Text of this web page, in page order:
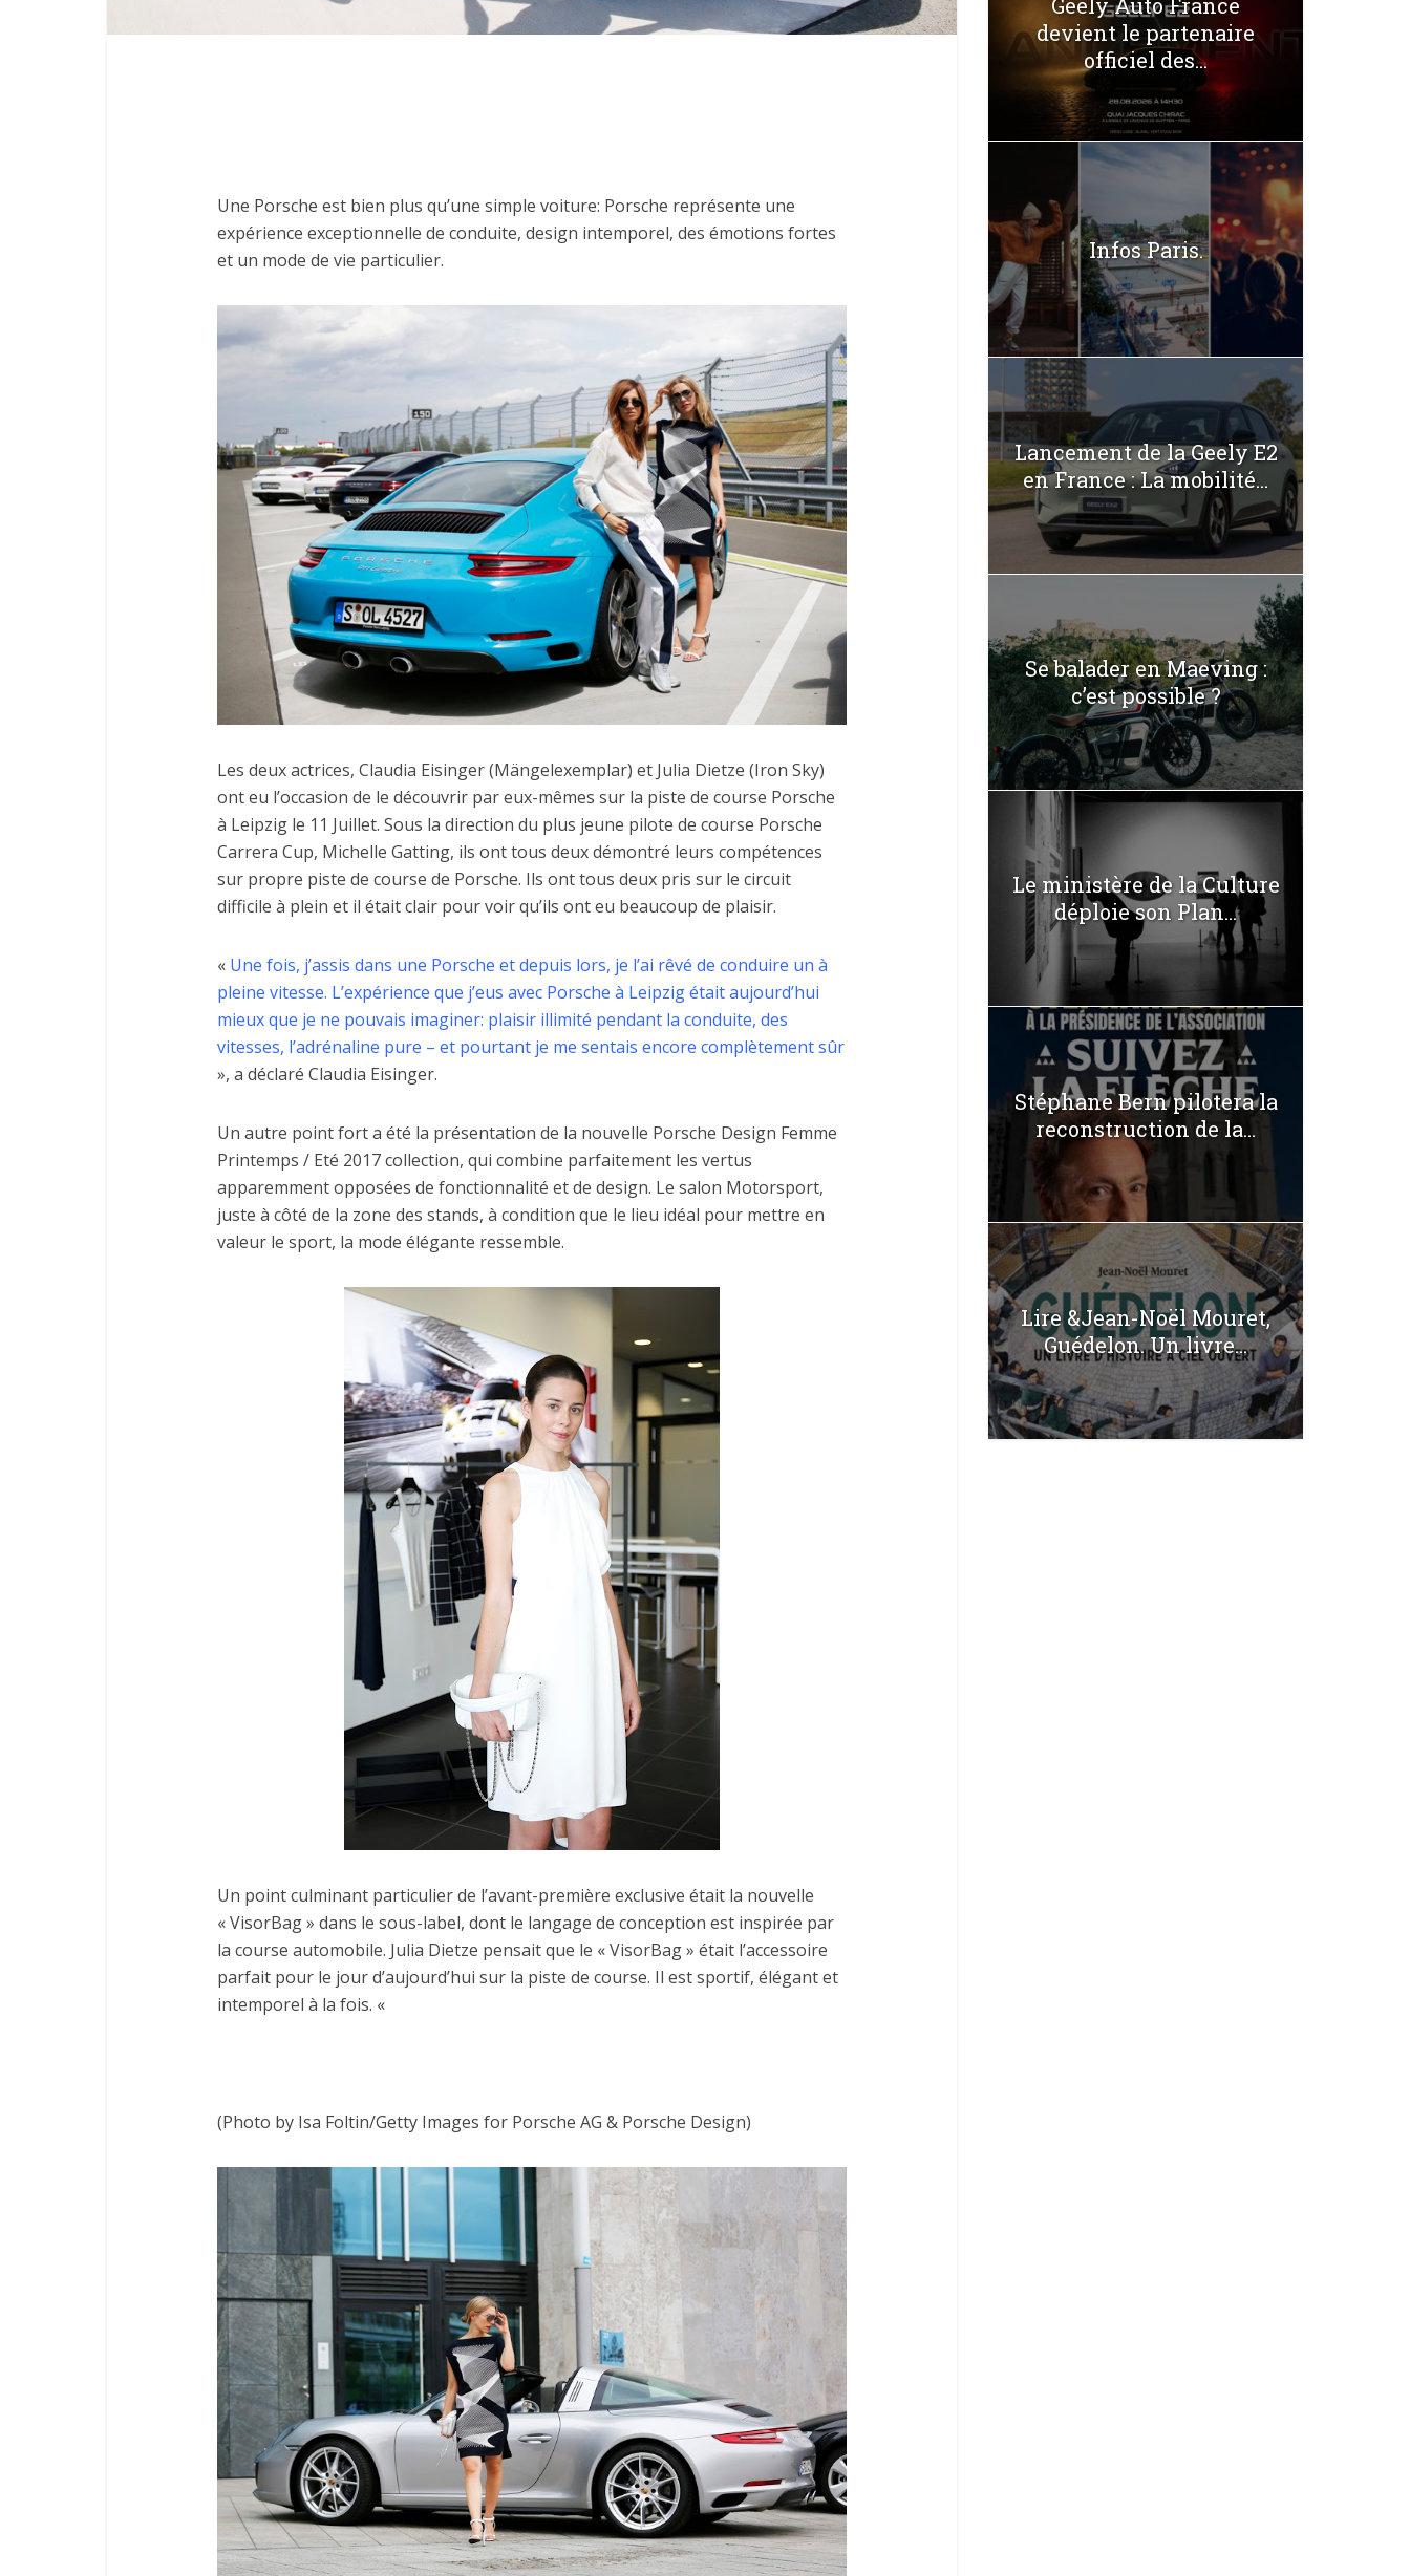
Une Porsche est bien plus qu’une simple voiture: Porsche représente une
expérience exceptionnelle de conduite, design intemporel, des émotions fortes
et un mode de vie particulier.
Les deux actrices, Claudia Eisinger (Mängelexemplar) et Julia Dietze (Iron Sky)
ont eu l’occasion de le découvrir par eux-mêmes sur la piste de course Porsche
à Leipzig le 11 Juillet. Sous la direction du plus jeune pilote de course Porsche
Carrera Cup, Michelle Gatting, ils ont tous deux démontré leurs compétences
sur propre piste de course de Porsche. Ils ont tous deux pris sur le circuit
difficile à plein et il était clair pour voir qu’ils ont eu beaucoup de plaisir.
« Une fois, j’assis dans une Porsche et depuis lors, je l’ai rêvé de conduire un à
pleine vitesse. L’expérience que j’eus avec Porsche à Leipzig était aujourd’hui
mieux que je ne pouvais imaginer: plaisir illimité pendant la conduite, des
vitesses, l’adrénaline pure – et pourtant je me sentais encore complètement sûr
», a déclaré Claudia Eisinger.
Un autre point fort a été la présentation de la nouvelle Porsche Design Femme
Printemps / Eté 2017 collection, qui combine parfaitement les vertus
apparemment opposées de fonctionnalité et de design. Le salon Motorsport,
juste à côté de la zone des stands, à condition que le lieu idéal pour mettre en
valeur le sport, la mode élégante ressemble.
Un point culminant particulier de l’avant-première exclusive était la nouvelle
« VisorBag » dans le sous-label, dont le langage de conception est inspirée par
la course automobile. Julia Dietze pensait que le « VisorBag » était l’accessoire
parfait pour le jour d’aujourd’hui sur la piste de course. Il est sportif, élégant et
intemporel à la fois. «
(Photo by Isa Foltin/Getty Images for Porsche AG & Porsche Design)
Geely Auto France
devient le partenaire
officiel des...
Infos Paris.
Lancement de la Geely E2
en France : La mobilité...
Se balader en Maeving :
c’est possible ?
Le ministère de la Culture
déploie son Plan...
Stéphane Bern pilotera la
reconstruction de la...
Lire &Jean-Noël Mouret,
Guédelon. Un livre...